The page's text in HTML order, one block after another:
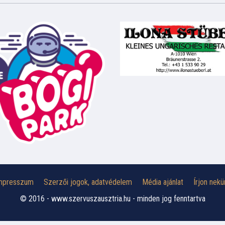
Szerzői jogok, adatvédelem Média ajánlat
Írjon
© 2016 - www.szervuszausztria.hu - minden jog fenntartva